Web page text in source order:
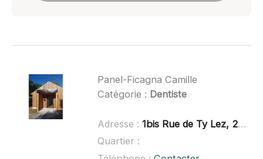
Panel-Ficagna Camille
Catégorie : Dentiste
Adresse : 1bis Rue de Ty Lez, 29120 Combrit
Quartier :